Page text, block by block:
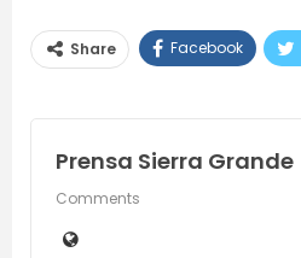
Share Facebook
Prensa Sierra Grande
Comments